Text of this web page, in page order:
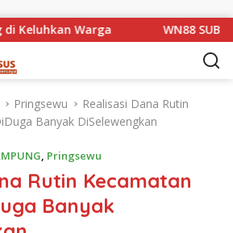
Warga WN88 SUB UNIT
Pringsewu
Realisasi Dana Rutin
Banyak DiSelewengkan
, Pringsewu
Rutin Kecamatan
Banyak